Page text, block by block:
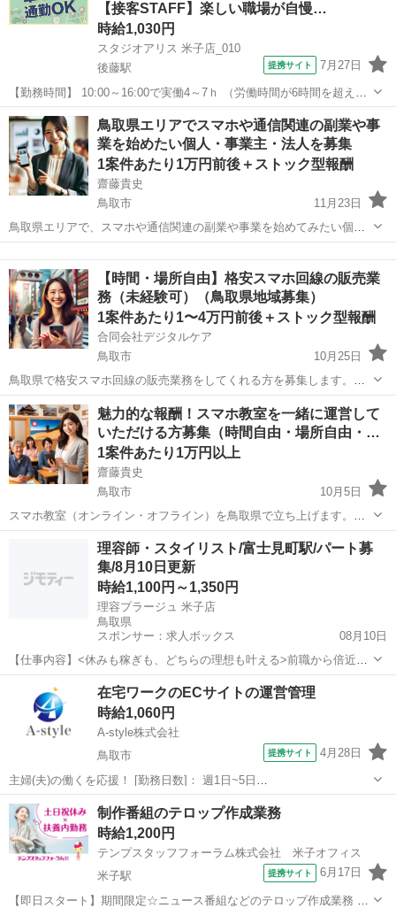
務不...
【接客STAFF】楽しい職場が自慢…
時給1,030円
スタジオアリス 米子店_010
後藤駅
提携サイト 7月27日
【勤務時間】 10:00～16:00で実働4～7ｈ （労働時間が6時間を超えた
場合の休憩時間は法定通り） ◆土日含む週2日～・1日4ｈ～OK ◎残業
なし ◆シフトは毎月15日頃までに翌1ヵ月の 勤務不可日をスマホで
申告♪...
鳥取 米子市 後藤駅
鳥取県エリアでスマホや通信関連の副業や事
業を始めたい個人・事業主・法人を募集
1案件あたり1万円前後＋ストック型報酬
齋藤貴史
鳥取市
11月23日
鳥取県エリアで、スマホや通信関連の副業や事業を始めてみたい個
人、事業主、法人の方を募集しています。 （他の地域についてもご相
談ください。） ⚫️ 働く場所や時間は自由！自宅・オフィスでのスター
トも可能 事業を展開す...【時間・場所自由】格安スマホ回線の販売業
務（未経験可）（鳥取県地域募集）
1案件あたり1〜4万円前後＋ストック型報酬
合同会社デジタルケア
鳥取市
10月25日
鳥取県で格安スマホ回線の販売業務をしてくれる方を募集します。
（他の地域の方はご相談ください。） 歩合制のお仕事なので、働く時
間・場所は自由とさせていただいております。 ノルマもないので、気
楽にやるのもよし、全力で...
鳥取 鳥取市 その他 時給
魅力的な報酬！スマホ教室を一緒に運営して
いただける方募集（時間自由・場所自由・…
1案件あたり1万円以上
齋藤貴史
鳥取市
10月5日
スマホ教室（オンライン・オフライン）を鳥取県で立ち上げます。
（他の地域はお問合せください。） 一緒に運営していただけるメンバ
ーを募集しています。 私が運営するスマホスクールは、スマホの操作
やアプリの操作について教...
鳥取市 その他 オンライン
理容師・スタイリスト/富士見町駅/パート募
集/8月10日更新
時給1,100円～1,350円
理容プラージュ 米子店
鳥取県
スポンサー：求人ボックス
08月10日
【仕事内容】<休みも稼ぎも、どちらの理想も叶える>前職から倍近い
給与になったスタッフも多数 <募集職種> 理容師 <仕事内容> 様々なお
客さまの「らしさ」を叶える、サロン業務全般をお任せします <プラ
ージュならではの働きやすさ&成...
アルバイト・パート
在宅ワークのECサイトの運営管理
時給1,060円
A-style株式会社
鳥取市
提携サイト 4月28日
主婦(夫)の働くを応援！ [勤務日数]： 週1日~5日
09:30~12:00/10:00~12:30/10:30~13:00/11:00~13:30/11:30~14:00 月/
火/水/木/金 などから選べます [勤務...
鳥取 鳥取市 その他
制作番組のテロップ作成業務
時給1,200円
テンプスタッフフォーラム株式会社 米子オフィス
米子駅
提携サイト 6月17日
【即日スタート】期間限定☆ニュース番組などのテロップ作成業務